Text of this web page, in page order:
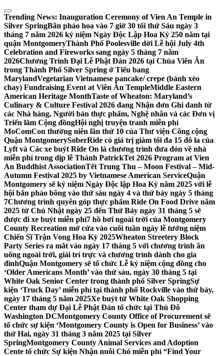
Skip
to
content
Trending News: Inauguration Ceremony of Vien An Temple in
Silver SpringBắn pháo hoa vào 7 giờ 30 tối thứ Sáu ngày 3
tháng 7 năm 2026 kỷ niệm Ngày Độc Lập Hoa Kỳ 250 năm tại
quận MontgomeryThành Phố Poolesville dời Lễ hội July 4th
Celebration and Fireworks sang ngày 5 tháng 7 năm
2026Chương Trình Đại Lễ Phật Đản 2026 tại Chùa Viên Ân
trong Thành Phố Silver Spring ở Tiểu bang
MarylandVegetarian Vietnamese pancake/ crepe (bánh xèo
chay) Fundraising Event at Viên Ân TempleMiddle Eastern
American Heritage MonthTaste of Wheaton: Maryland’s
Culinary & Culture Festival 2026 đang Nhận đơn Ghi danh từ
các Nhà hàng, Người bán thực phẩm, Nghệ nhân và các Đơn vị
Triển lãm Cộng đồngHội nghị truyện tranh miễn phí
MoComCon thường niên lần thứ 10 của Thư viện Công cộng
Quận MontgomerySoberRide có giá trị giảm tối đa 15 đô la của
Lyft và Các xe buýt Ride On là chương trình đưa đón về nhà
miễn phí trong dịp lễ Thánh PatrickTet 2026 Program at Vien
An Buddhist AssociationTết Trung Thu – Moon Festival – Mid-
Autumn Festival 2025 by Vietnamese American ServiceQuận
Montgomery sẽ kỷ niệm Ngày Độc lập Hoa Kỳ năm 2025 với lễ
hội bắn pháo bông vào thứ sáu ngày 4 và thứ bảy ngày 5 tháng
7Chương trình quyên góp thực phẩm Ride On Food Drive năm
2025 từ Chủ Nhật ngày 25 đến Thứ Bảy ngày 31 tháng 5 sẽ
được đi xe buýt miễn phí7 hồ bơi ngoài trời của Montgomery
County Recreation mở cửa vào cuối tuần ngày lễ tưởng niệm
Chiến Sĩ Trận Vong Hoa Kỳ 2025Wheaton Streetery Block
Party Series ra mắt vào ngày 17 tháng 5 với chương trình ăn
uống ngoài trời, giải trí trực và chương trình dành cho gia
đìnhQuận Montgomery sẽ tổ chức Lễ kỷ niệm cộng đồng cho
‘Older Americans Month’ vào thứ sáu, ngày 30 tháng 5 tại
White Oak Senior Center trong thành phố Silver SpringSự
kiện ‘Truck Day’ miễn phí tại thành phố Rockville vào thứ bảy,
ngày 17 tháng 5 năm 2025Xe buýt từ White Oak Shopping
Center tham dự Đại Lễ Phật Đản tổ chức tại Thủ Đô
Washington DCMontgomery County Office of Procurement sẽ
tổ chức sự kiện ‘Montgomery County is Open for Business’ vào
thứ Hai, ngày 31 tháng 3 năm 2025 tại Silver
SpringMontgomery County Animal Services and Adoption
Cente tổ chức Sự kiện Nhận nuôi Chó miễn phí “Find Your